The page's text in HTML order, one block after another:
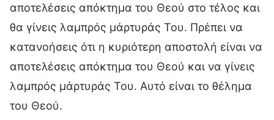
αποτελέσεις απόκτημα του Θεού στο τέλος και
θα γίνεις λαμπρός μάρτυράς Του. Πρέπει να
κατανοήσεις ότι η κυριότερη αποστολή είναι να
αποτελέσεις απόκτημα του Θεού και να γίνεις
λαμπρός μάρτυράς Του. Αυτό είναι το θέλημα
του Θεού.